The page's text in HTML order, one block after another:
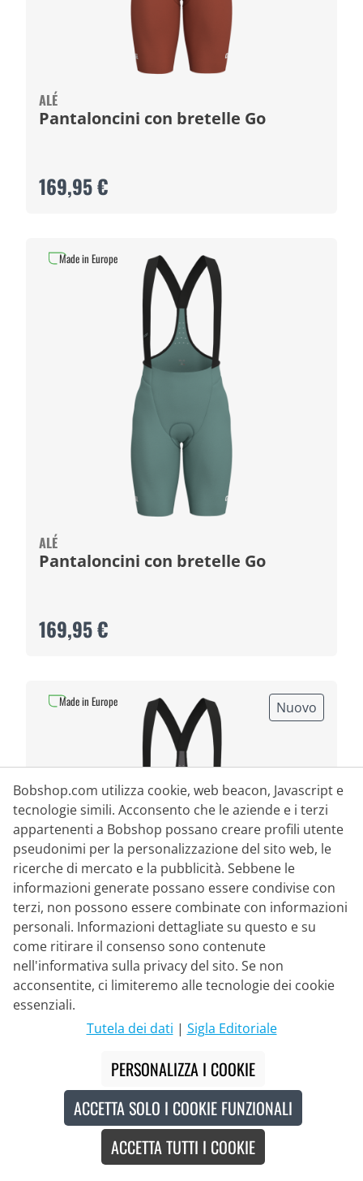
ALÉ
Pantaloncini con bretelle Go
169,95 €
ALÉ
Pantaloncini con bretelle Go
169,95 €
Made in Europe
Nuovo
ALÉ
Made in Europe
Bobshop.com utilizza cookie, web beacon, Javascript e
tecnologie simili. Acconsento che le aziende e i terzi
appartenenti a Bobshop possano creare profili utente
pseudonimi per la personalizzazione del sito web, le
ricerche di mercato e la pubblicità. Sebbene le
informazioni generate possano essere condivise con
terzi, non possono essere combinate con informazioni
personali. Informazioni dettagliate su questo e su
come ritirare il consenso sono contenute
nell'informativa sulla privacy del sito. Se non
acconsentite, ci limiteremo alle tecnologie dei cookie
essenziali.
Tutela dei dati | Sigla Editoriale
PERSONALIZZA I COOKIE
ACCETTA SOLO I COOKIE FUNZIONALI
ACCETTA TUTTI I COOKIE